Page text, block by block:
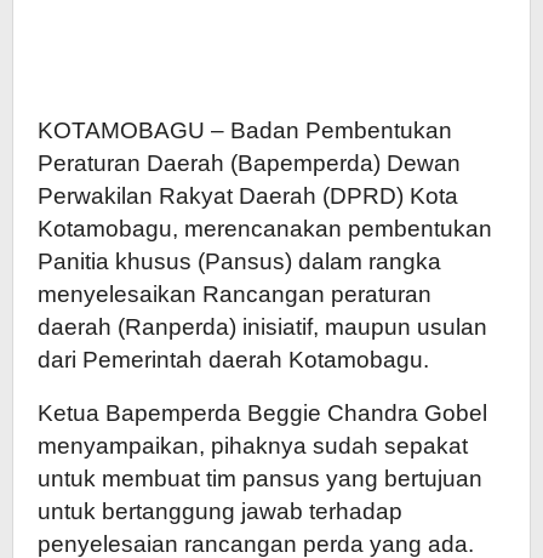
KOTAMOBAGU – Badan Pembentukan
Peraturan Daerah (Bapemperda) Dewan
Perwakilan Rakyat Daerah (DPRD) Kota
Kotamobagu, merencanakan pembentukan
Panitia khusus (Pansus) dalam rangka
menyelesaikan Rancangan peraturan
daerah (Ranperda) inisiatif, maupun usulan
dari Pemerintah daerah Kotamobagu.
Ketua Bapemperda Beggie Chandra Gobel
menyampaikan, pihaknya sudah sepakat
untuk membuat tim pansus yang bertujuan
untuk bertanggung jawab terhadap
penyelesaian rancangan perda yang ada.